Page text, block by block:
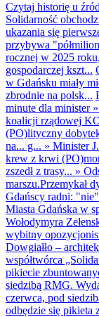
Czytaj historię u
Solidarność
ukazania się
przybywa
rocznej w 2025
gospodarczej kszt...
w Gdańsku miały
zbrodnie na polsk...
minute dla minister»
koalicji rządowej
(PO)lityczny
na... g... » Minister
krew z krwi
zszedł z trasy... »
marszu.Przemykał
Gdańscy radni:
Miasta Gdańska w
Wołodymyra
wybitny
Dowgiałło –
współtwórca
pikiecie
siedzibą RMG.
czerwca, pod
odbędzie się pikieta